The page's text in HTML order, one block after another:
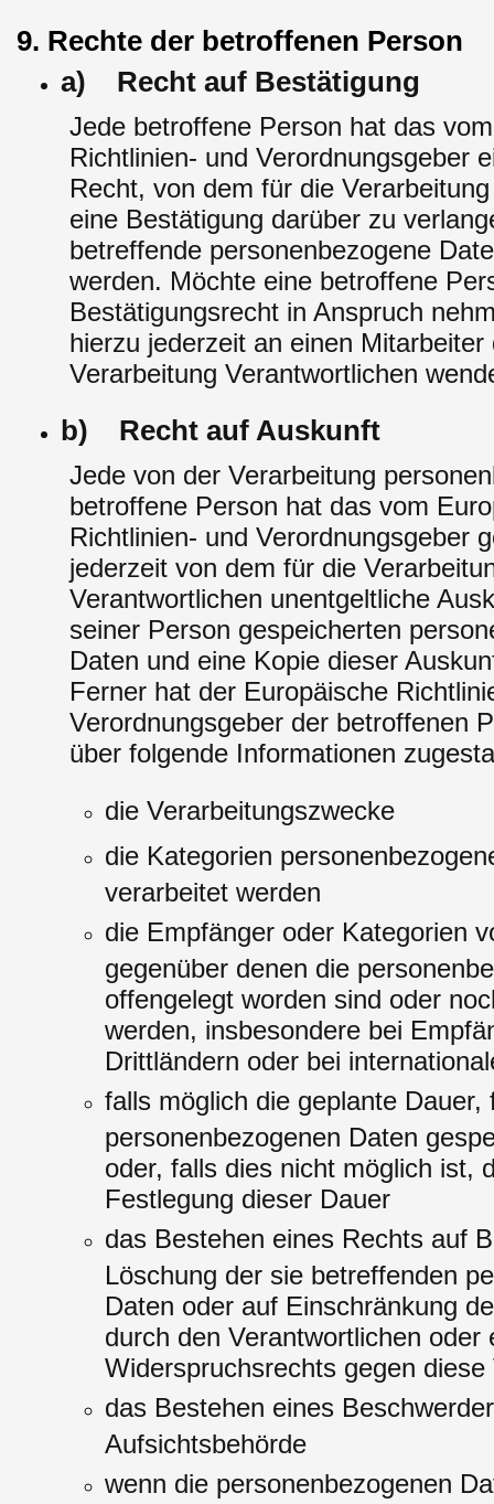
9. Rechte der betroffenen Person
a) Recht auf Bestätigung
Jede betroffene Person hat das
Richtlinien- und Verordnungsgeber
Recht, von dem für die
eine Bestätigung darüber zu
betreffende personenbezogene
werden. Möchte eine betroffene
Bestätigungsrecht in Anspruch
hierzu jederzeit an einen Mitarbeiter
Verarbeitung Verantwortlichen
b) Recht auf Auskunft
Jede von der Verarbeitung
betroffene Person hat das vom
Richtlinien- und Verordnungsgeber
jederzeit von dem für die
Verantwortlichen unentgeltliche
seiner Person gespeicherten
Daten und eine Kopie dieser
Ferner hat der Europäische
Verordnungsgeber der betroffenen
über folgende Informationen
die Verarbeitungszwecke
die Kategorien
verarbeitet werden
die Empfänger oder Kategorien
gegenüber denen die
offengelegt worden sind oder
werden, insbesondere bei
Drittländern oder bei
falls möglich die geplante Dauer,
personenbezogenen Daten
oder, falls dies nicht möglich ist,
Festlegung dieser Dauer
das Bestehen eines Rechts auf
Löschung der sie betreffenden
Daten oder auf Einschränkung
durch den Verantwortlichen oder
Widerspruchsrechts gegen diese
das Bestehen eines
Aufsichtsbehörde
wenn die personenbezogenen